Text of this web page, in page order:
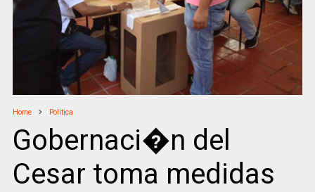
Home Politica
Gobernaci�n del
Cesar toma medidas